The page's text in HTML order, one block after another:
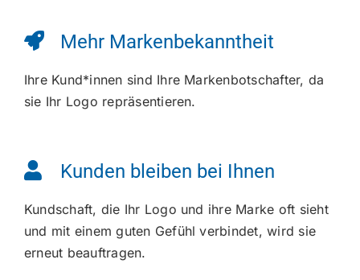
Mehr Markenbekanntheit
Ihre Kund*innen sind Ihre Markenbotschafter, da
sie Ihr Logo repräsentieren.
Kunden bleiben bei Ihnen
Kundschaft, die Ihr Logo und ihre Marke oft sieht
und mit einem guten Gefühl verbindet, wird sie
erneut beauftragen.